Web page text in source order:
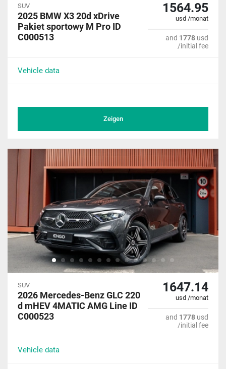
SUV
2025 BMW X3 20d xDrive
Pakiet sportowy M Pro ID
C000513
1564.95
usd /monat
and 1778 usd
/initial fee
Vehicle data
Zeigen
SUV
2026 Mercedes-Benz GLC 220
d mHEV 4MATIC AMG Line ID
C000523
1647.14
usd /monat
and 1778 usd
/initial fee
Vehicle data